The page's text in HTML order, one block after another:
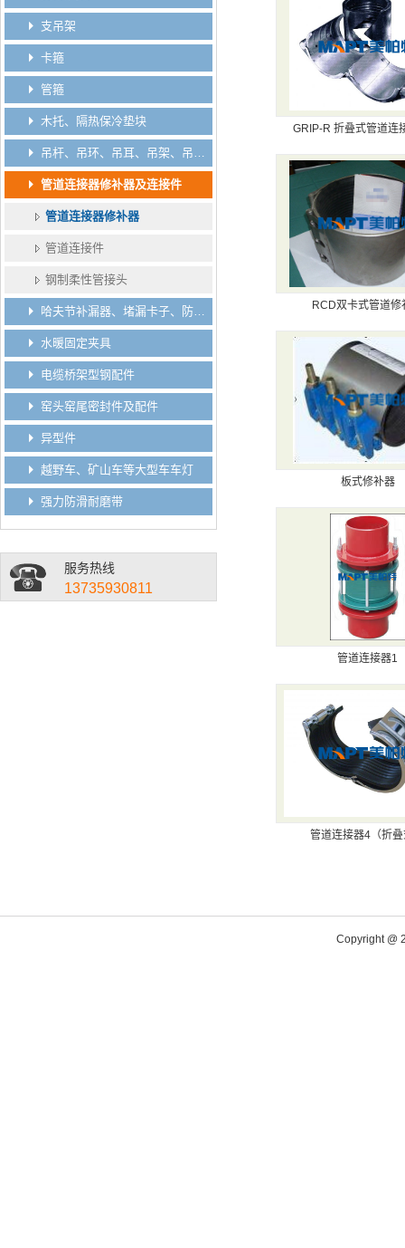
支吊架
卡箍
管箍
木托、隔热保冷垫块
吊杆、吊环、吊耳、吊架、吊钩、吊板垫板
管道连接器修补器及连接件
管道连接器修补器
管道连接件
钢制柔性管接头
哈夫节补漏器、堵漏卡子、防脱卡子、分水卡子
水暖固定夹具
电缆桥架型钢配件
窑头窑尾密封件及配件
异型件
越野车、矿山车等大型车车灯
强力防滑耐磨带
服务热线
13735930811
GRIP-R 折叠式管道连
RCD双卡式管道修
板式修补器
管道连接器1
管道连接器4（折
Copyright @